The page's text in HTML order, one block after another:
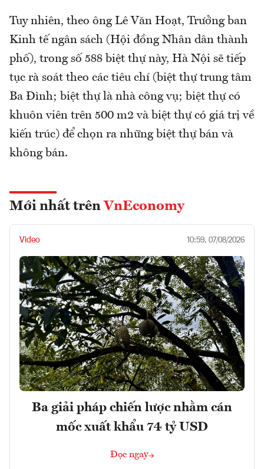
Tuy nhiên, theo ông Lê Văn Hoạt, Trưởng ban
Kinh tế ngân sách (Hội đồng Nhân dân thành
phố), trong số 588 biệt thự này, Hà Nội sẽ tiếp
tục rà soát theo các tiêu chí (biệt thự trung tâm
Ba Đình; biệt thự là nhà công vụ; biệt thự có
khuôn viên trên 500 m2 và biệt thự có giá trị về
kiến trúc) để chọn ra những biệt thự bán và
không bán.
Mới nhất trên VnEconomy
Video 10:59, 07/08/2026
Ba giải pháp chiến lược nhằm cán
mốc xuất khẩu 74 tỷ USD
Đọc ngay